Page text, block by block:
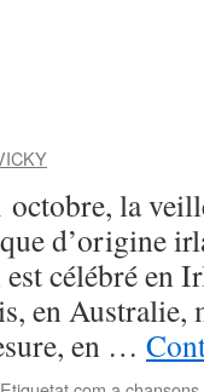
la
d’origine
célébré en
en Australie,
en …